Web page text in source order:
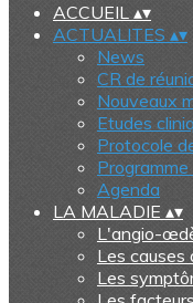
ACCUEIL ▴▾
ACTUALITES ▴▾
News
CR de
Nouveaux
Etudes
Protocole
Agenda
LA MALADIE ▴▾
L'angio-
Les causes
Les